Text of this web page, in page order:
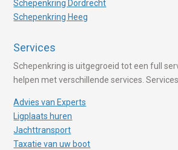
Schepenkring Dordrecht
Schepenkring Heeg
Services
Schepenkring is uitgegroeid tot een full
helpen met verschillende services.
Advies van Experts
Ligplaats huren
Jachttransport
Taxatie van uw boot